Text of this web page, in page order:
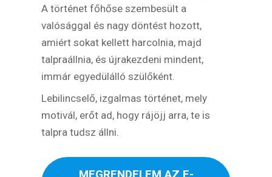
A történet főhőse szembesült a
valósággal és nagy döntést hozott,
amiért sokat kellett harcolnia, majd
talpraállnia, és újrakezdeni mindent,
immár egyedülálló szülőként.
Lebilincselő, izgalmas történet, mely
motivál, erőt ad, hogy rájöjj arra, te is
talpra tudsz állni.